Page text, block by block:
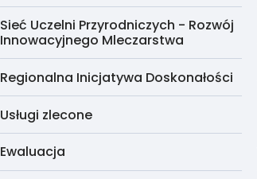
Sieć Uczelni Przyrodniczych - Rozwój
Innowacyjnego Mleczarstwa
Regionalna Inicjatywa Doskonałości
Usługi zlecone
Ewaluacja